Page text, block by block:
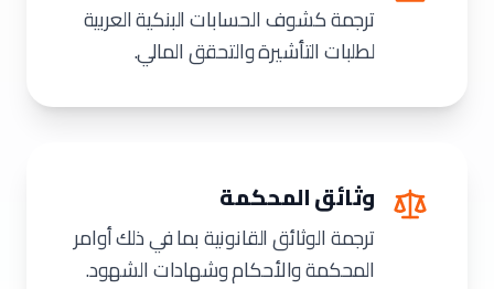
ترجمة كشوف الحسابات البنكية العربية
لطلبات التأشيرة والتحقق المالي.
وثائق المحكمة
ترجمة الوثائق القانونية بما في ذلك أوامر
المحكمة والأحكام وشهادات الشهود.